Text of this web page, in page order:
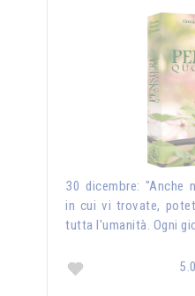
30 dicembre: "Anche
in cui vi trovate,
tutta l'umanità. Ogni